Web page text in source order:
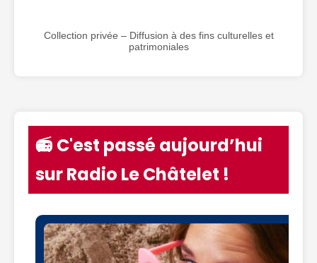
Collection privée – Diffusion à des fins culturelles et
patrimoniales
📻 C'est passé aujourd’hui
sur Radio Le Châtelet !